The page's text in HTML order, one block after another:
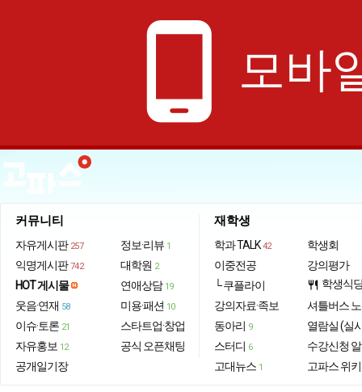
phone_android 모바
커뮤니티
자유게시판 257
익명게시판 742
HOT 게시물
웃음·연재 58
이슈·토론 21
자유홍보 12
공개일기장
정보·리뷰 1
대학원 2
연애상담 19
미용·패션 10
스타트업·창업
공식 오픈채팅
재학생
학과 TALK 42
이중전공
└ 쿠플라이
강의자료·족보
동아리 9
스터디 6
고대뉴스 1
학생회
강의평가
restaurant 학생식
셔틀버스
열람실 (실
수강신청
고파스 위키